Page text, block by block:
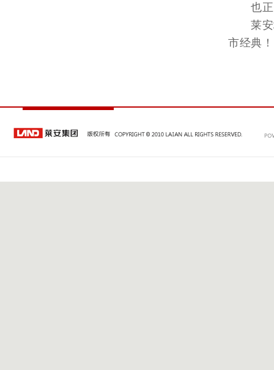
也正因
莱安地
市经典！